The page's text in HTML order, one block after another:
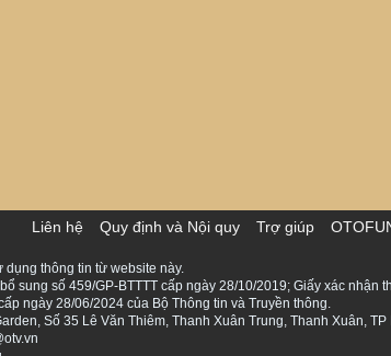
Liên hệ Quy định và Nội quy Trợ giúp
dụng thông tin từ website này.
sung số 459/GP-BTTTT cấp ngày 28/10/2019; Giấy xác nhận
ngày 28/06/2024 của Bộ Thông tin và Truyền thông.
Số 35 Lê Văn Thiêm, Thanh Xuân Trung, Thanh Xuân,